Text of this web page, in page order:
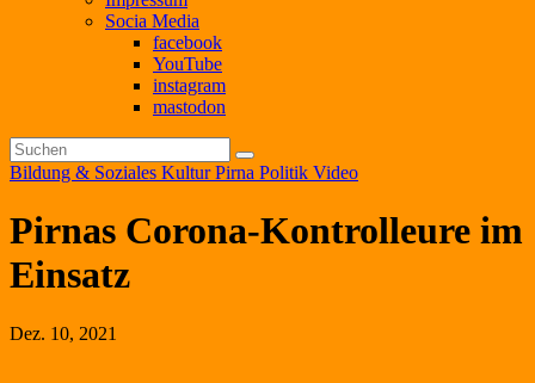
Socia Media
facebook
YouTube
instagram
mastodon
Bildung & Soziales KulturPirna Politik Video
Pirnas Corona-Kontrolleure im
Einsatz
Dez. 10, 2021